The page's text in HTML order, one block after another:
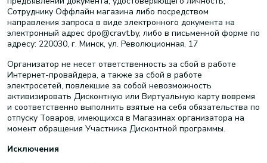
Сотруднику Оффлайн магазина либо посредством
направления запроса в виде электронного документа на
электронный адрес dpo@cravt.by, либо в письменной форме по
адресу: 220030, г. Минск, ул. Революционная, 17
Организатор не несет ответственность за сбой в работе
Интернет-провайдера, а также за сбой в работе
электросетей, повлекшие за собой невозможность
активизировать Дисконтную или Виртуальную карту вовремя
и соответственно выполнить взятые на себя обязательства по
отпуску Товаров, имеющихся в Магазинах организатора на
момент обращения Участника Дисконтной программы.
Исключения